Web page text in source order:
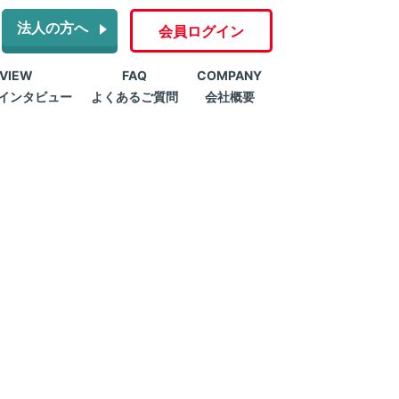
法人の方へ 会員ログイン
ンタビュー
FAQ
よくあるご質問
COMPANY
会社概要